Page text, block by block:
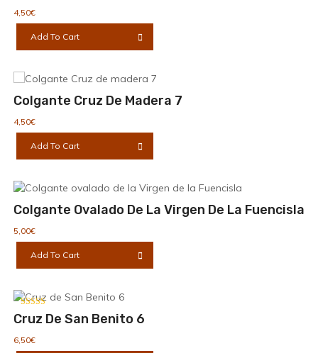
4,50€
Add To Cart
Colgante Cruz De Madera 7
4,50€
Add To Cart
Colgante Ovalado De La Virgen De La Fuencisla
5,00€
Add To Cart
Cruz De San Benito 6
Valorado con
5.00
6,50€